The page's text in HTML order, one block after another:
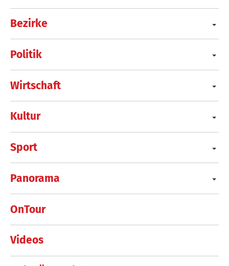
Bezirke
Politik
Wirtschaft
Kultur
Sport
Panorama
OnTour
Videos